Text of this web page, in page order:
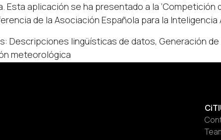
Esta aplicación se ha presentado a la ’Competición
de la Asociación Española para la Inteligencia
Descripciones lingüísticas de datos, Generación de
meteorológica